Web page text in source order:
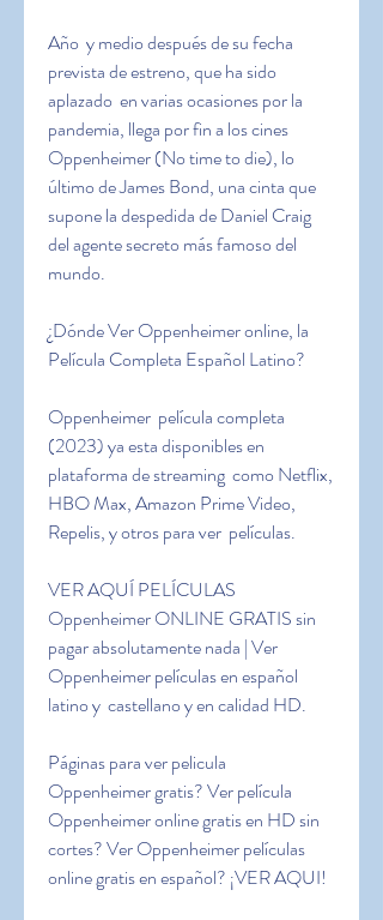
Año  y medio después de su fecha
prevista de estreno, que ha sido
aplazado  en varias ocasiones por la
pandemia, llega por fin a los cines
Oppenheimer (No time to die), lo
último de James Bond, una cinta que
supone la despedida de Daniel Craig
del agente secreto más famoso del
mundo.
¿Dónde Ver Oppenheimer online, la
Película Completa Español Latino?
Oppenheimer  película completa
(2023) ya esta disponibles en
plataforma de streaming  como Netflix,
HBO Max, Amazon Prime Video,
Repelis, y otros para ver  películas.
VER AQUÍ PELÍCULAS
Oppenheimer ONLINE GRATIS sin
pagar absolutamente nada | Ver
Oppenheimer películas en español
latino y  castellano y en calidad HD.
Páginas para ver pelicula
Oppenheimer gratis? Ver película
Oppenheimer online gratis en HD sin
cortes? Ver Oppenheimer películas
online gratis en español? ¡VER AQUI!